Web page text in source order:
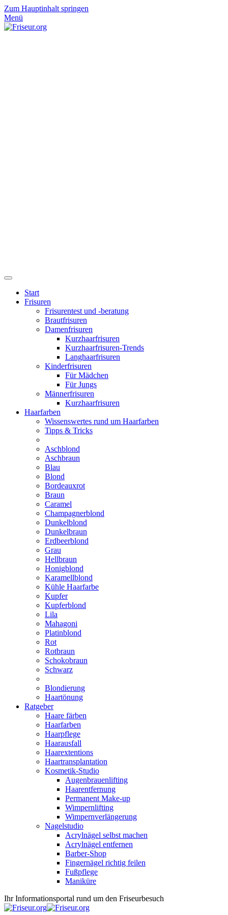
Zum Hauptinhalt springen
Menü
Start
Frisuren
Frisurentest und -beratung
Brautfrisuren
Damenfrisuren
Kurzhaarfrisuren
Kurzhaarfrisuren-Trends
Langhaarfrisuren
Kinderfrisuren
Für Mädchen
Für Jungs
Männerfrisuren
Kurzhaarfrisuren
Haarfarben
Wissenswertes rund um Haarfarben
Tipps & Tricks
Aschblond
Aschbraun
Blau
Blond
Bordeauxrot
Braun
Caramel
Champagnerblond
Dunkelblond
Dunkelbraun
Erdbeerblond
Grau
Hellbraun
Honigblond
Karamellblond
Kühle Haarfarbe
Kupfer
Kupferblond
Lila
Mahagoni
Platinblond
Rot
Rotbraun
Schokobraun
Schwarz
Blondierung
Haartönung
Ratgeber
Haare färben
Haarfarben
Haarpflege
Haarausfall
Haarextentions
Haartransplantation
Kosmetik-Studio
Augenbrauenlifting
Haarentfernung
Permanent Make-up
Wimpernlifting
Wimpernverlängerung
Nagelstudio
Acrylnägel selbst machen
Acrylnägel entfernen
Barber-Shop
Fingernägel richtig feilen
Fußpflege
Maniküre
Ihr Informationsportal rund um den Friseurbesuch